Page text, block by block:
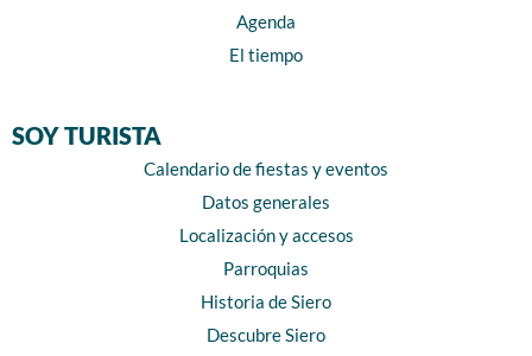
Agenda
El tiempo
SOY TURISTA
Calendario de fiestas y eventos
Datos generales
Localización y accesos
Parroquias
Historia de Siero
Descubre Siero